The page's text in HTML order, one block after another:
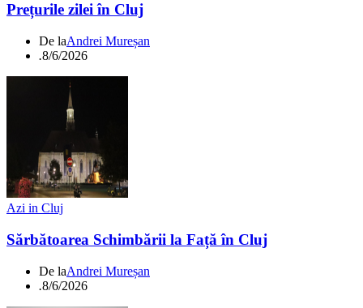
Prețurile zilei în Cluj
De laAndrei Mureșan
.8/6/2026
Azi in Cluj
Sărbătoarea Schimbării la Față în Cluj
De laAndrei Mureșan
.8/6/2026